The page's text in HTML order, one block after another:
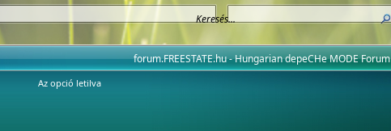
forum.FREESTATE.hu - Hungarian depeCHe MODE Forum
Az opció letilva